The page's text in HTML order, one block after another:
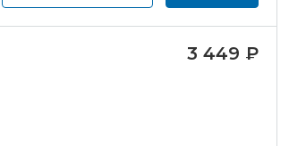
3 449 ₽